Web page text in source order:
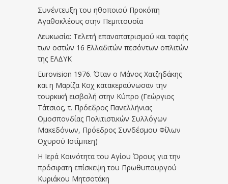
Συνέντευξη του ηθοποιού Προκόπη
Αγαθοκλέους στην Πεμπτουσία
Λευκωσία: Τελετή επαναπατρισμού και ταφής
των οστών 16 Ελλαδιτών πεσόντων οπλιτών
της ΕΛΔΥΚ
Eurovision 1976. Όταν ο Μάνος Χατζηδάκης
και η Μαρίζα Κοχ κατακεραύνωσαν την
τουρκική εισβολή στην Κύπρο (Γεώργιος
Τάτσιος, τ. Πρόεδρος Πανελλήνιας
Ομοσπονδίας Πολιτιστικών Συλλόγων
Μακεδόνων, Πρόεδρος Συνδέσμου Φίλων
Οχυρού Ιστίμπεη)
Η Ιερά Κοινότητα του Αγίου Όρους για την
πρόσφατη επίσκεψη του Πρωθυπουργού
Κυριάκου Μητσοτάκη